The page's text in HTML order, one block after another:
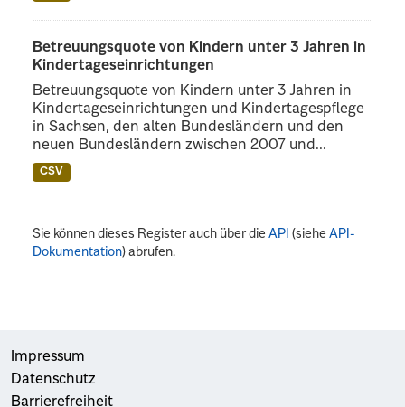
Betreuungsquote von Kindern unter 3 Jahren in
Kindertageseinrichtungen
Betreuungsquote von Kindern unter 3 Jahren in
Kindertageseinrichtungen und Kindertagespflege
in Sachsen, den alten Bundesländern und den
neuen Bundesländern zwischen 2007 und...
CSV
Sie können dieses Register auch über dieAPI (sieheAPI-
Dokumentation) abrufen.
Impressum
Datenschutz
Barrierefreiheit